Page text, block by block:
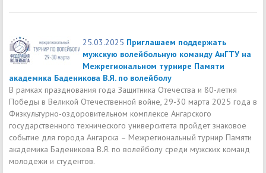
25.03.2025 Приглашаем поддержать
мужскую волейбольную команду АнГТУ на
Межрегиональном турнире Памяти
академика Баденикова В.Я. по волейболу
В рамках празднования года Защитника Отечества и 80-летия
Победы в Великой Отечественной войне, 29-30 марта 2025 года в
Физкультурно-оздоровительном комплексе Ангарского
государственного технического университета пройдет знаковое
событие для города Ангарска – Межрегиональный турнир Памяти
академика Баденикова В.Я. по волейболу среди мужских команд
молодежи и студентов.